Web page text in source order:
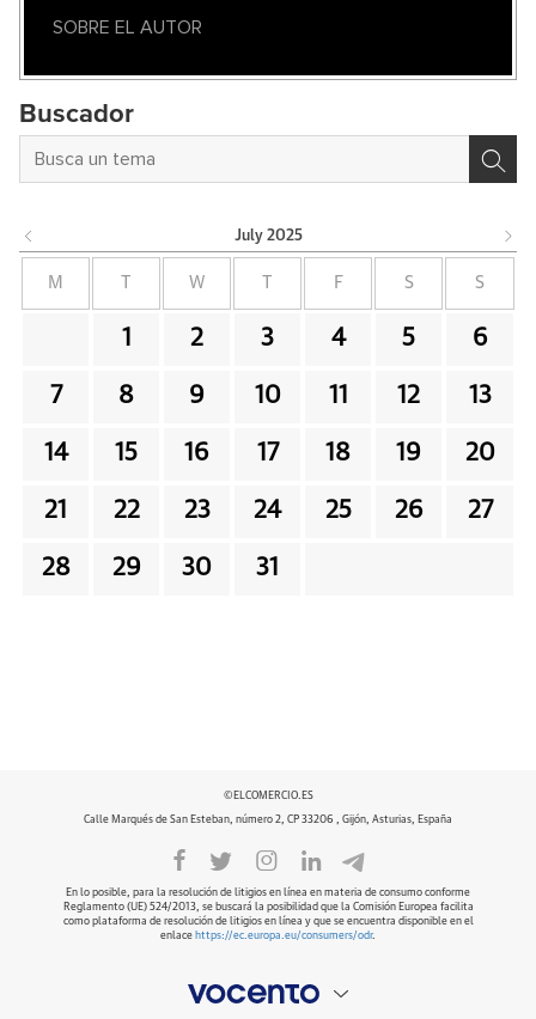
SOBRE EL AUTOR
Buscador
July 2025
M W F S S
1 2 3 4 5 6
7 8 9 10 11 12 13
14 15 16 17 18 19 20
21 22 23 24 25 26 27
28 29 30 31
©ELCOMERCIO.ES
Calle Marqués de San Esteban, número 2, CP 33206 , Gijón, Asturias, España
En lo posible, para la resolución de litigios en línea en materia de consumo conforme
Reglamento (UE) 524/2013, se buscará la posibilidad que la Comisión Europea facilita
como plataforma de resolución de litigios en línea y que se encuentra disponible en el
enlace https://ec.europa.eu/consumers/odr.